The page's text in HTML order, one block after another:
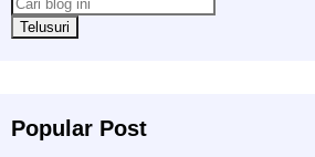
Popular Post